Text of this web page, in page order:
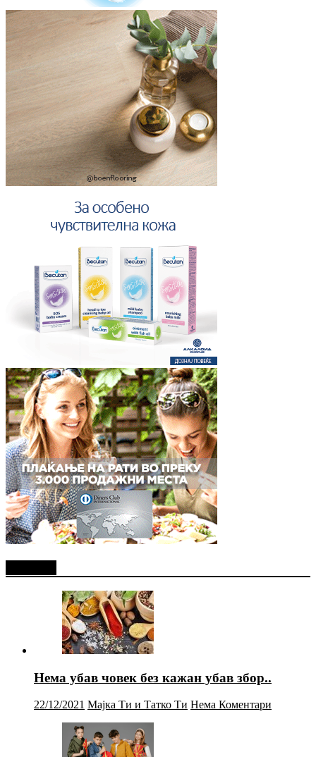
Нема убав човек без кажан убав збор..
22/12/2021 Мајка Ти и Татко Ти Нема Коментари